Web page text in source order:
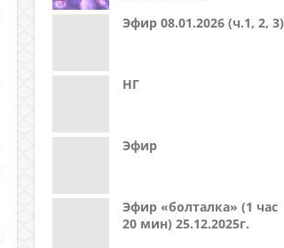
Эфир 08.01.2026 (ч.1, 2, 3)
НГ
Эфир
Эфир «болталка» (1 час
20 мин) 25.12.2025г.